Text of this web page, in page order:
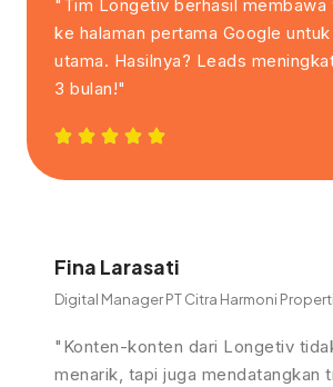
"Tim Longetiv berhasil membawa
ke halaman pertama Google
utama. Hasilnya? Leads
3 bulan!"
Fina Larasati
Digital Manager PT Citra Harmoni Properti
"Konten-konten dari Longetiv
menarik, tapi juga mendatangkan